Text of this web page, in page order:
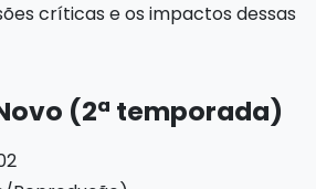
críticas e os impactos dessas
(2ª temporada)